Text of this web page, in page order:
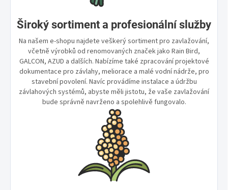
Široký sortiment a profesionální služby
Na našem e-shopu najdete veškerý sortiment pro zavlažování,
včetně výrobků od renomovaných značek jako Rain Bird,
GALCON, AZUD a dalších. Nabízíme také zpracování projektové
dokumentace pro závlahy, meliorace a malé vodní nádrže, pro
stavební povolení. Navíc provádíme instalace a údržbu
závlahových systémů, abyste měli jistotu, že vaše zavlažování
bude správně navrženo a spolehlivě fungovalo.